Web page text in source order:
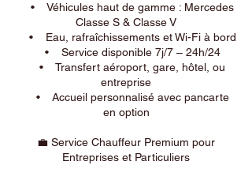
• Véhicules haut de gamme : Mercedes
Classe S & Classe V
• Eau, rafraîchissements et Wi-Fi à bord
• Service disponible 7j/7 – 24h/24
• Transfert aéroport, gare, hôtel, ou
entreprise
• Accueil personnalisé avec pancarte
en option
💼 Service Chauffeur Premium pour
Entreprises et Particuliers